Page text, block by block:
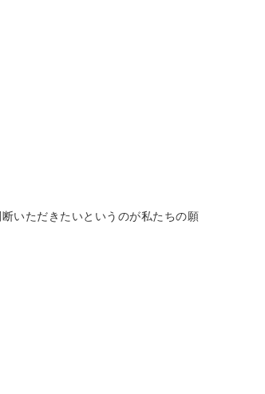
いただきたいというのが私たちの願